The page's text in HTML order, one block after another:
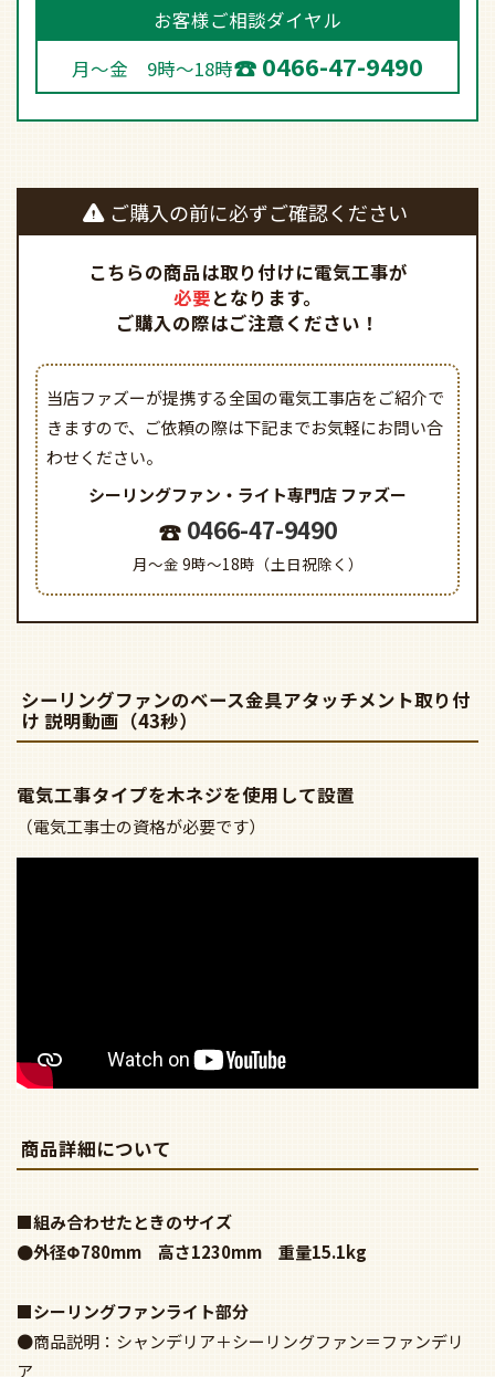
お客様ご相談ダイヤル
月～金 9時～18時
0466-47-9490
ご購入の前に必ずご確認ください
こちらの商品は取り付けに電気工事が
必要となります。
ご購入の際はご注意ください！
当店ファズーが提携する全国の電気工事店をご紹介で
きますので、
ご依頼の際は下記までお気軽にお問い合
わせください。
シーリングファン・ライト専門店 ファズー
0466-47-9490
月～金 9時～18時（土日祝除く）
シーリングファンのベース金具アタッチメント取り付
け 説明動画（43秒）
電気工事タイプを木ネジを使用して設置
（電気工事士の資格が必要です）
商品詳細について
■組み合わせたときのサイズ
●外径Φ780mm 高さ1230mm 重量15.1kg
■シーリングファンライト部分
●商品説明：シャンデリア＋シーリングファン＝ファンデリ
ア